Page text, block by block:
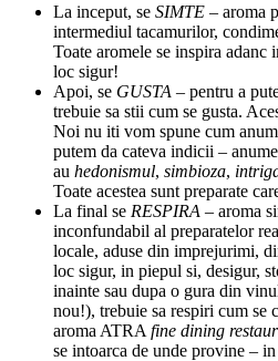
La inceput, se SIMTE – aroma
intermediul tacamurilor,
Toate aromele se inspira adanc
loc sigur!
Apoi, se GUSTA – pentru a
trebuie sa stii cum se gusta.
Noi nu iti vom spune cum
putem da cateva indicii –
au hedonismul, simbioza,
Toate acestea sunt preparate
La final se RESPIRA – aroma
inconfundabil al preparatelor
locale, aduse din imprejurimi,
loc sigur, in piepul si, desigur,
inainte sau dupa o gura din
nou!), trebuie sa respiri cum se
aroma ATRA fine dining
se intoarca de unde provine –